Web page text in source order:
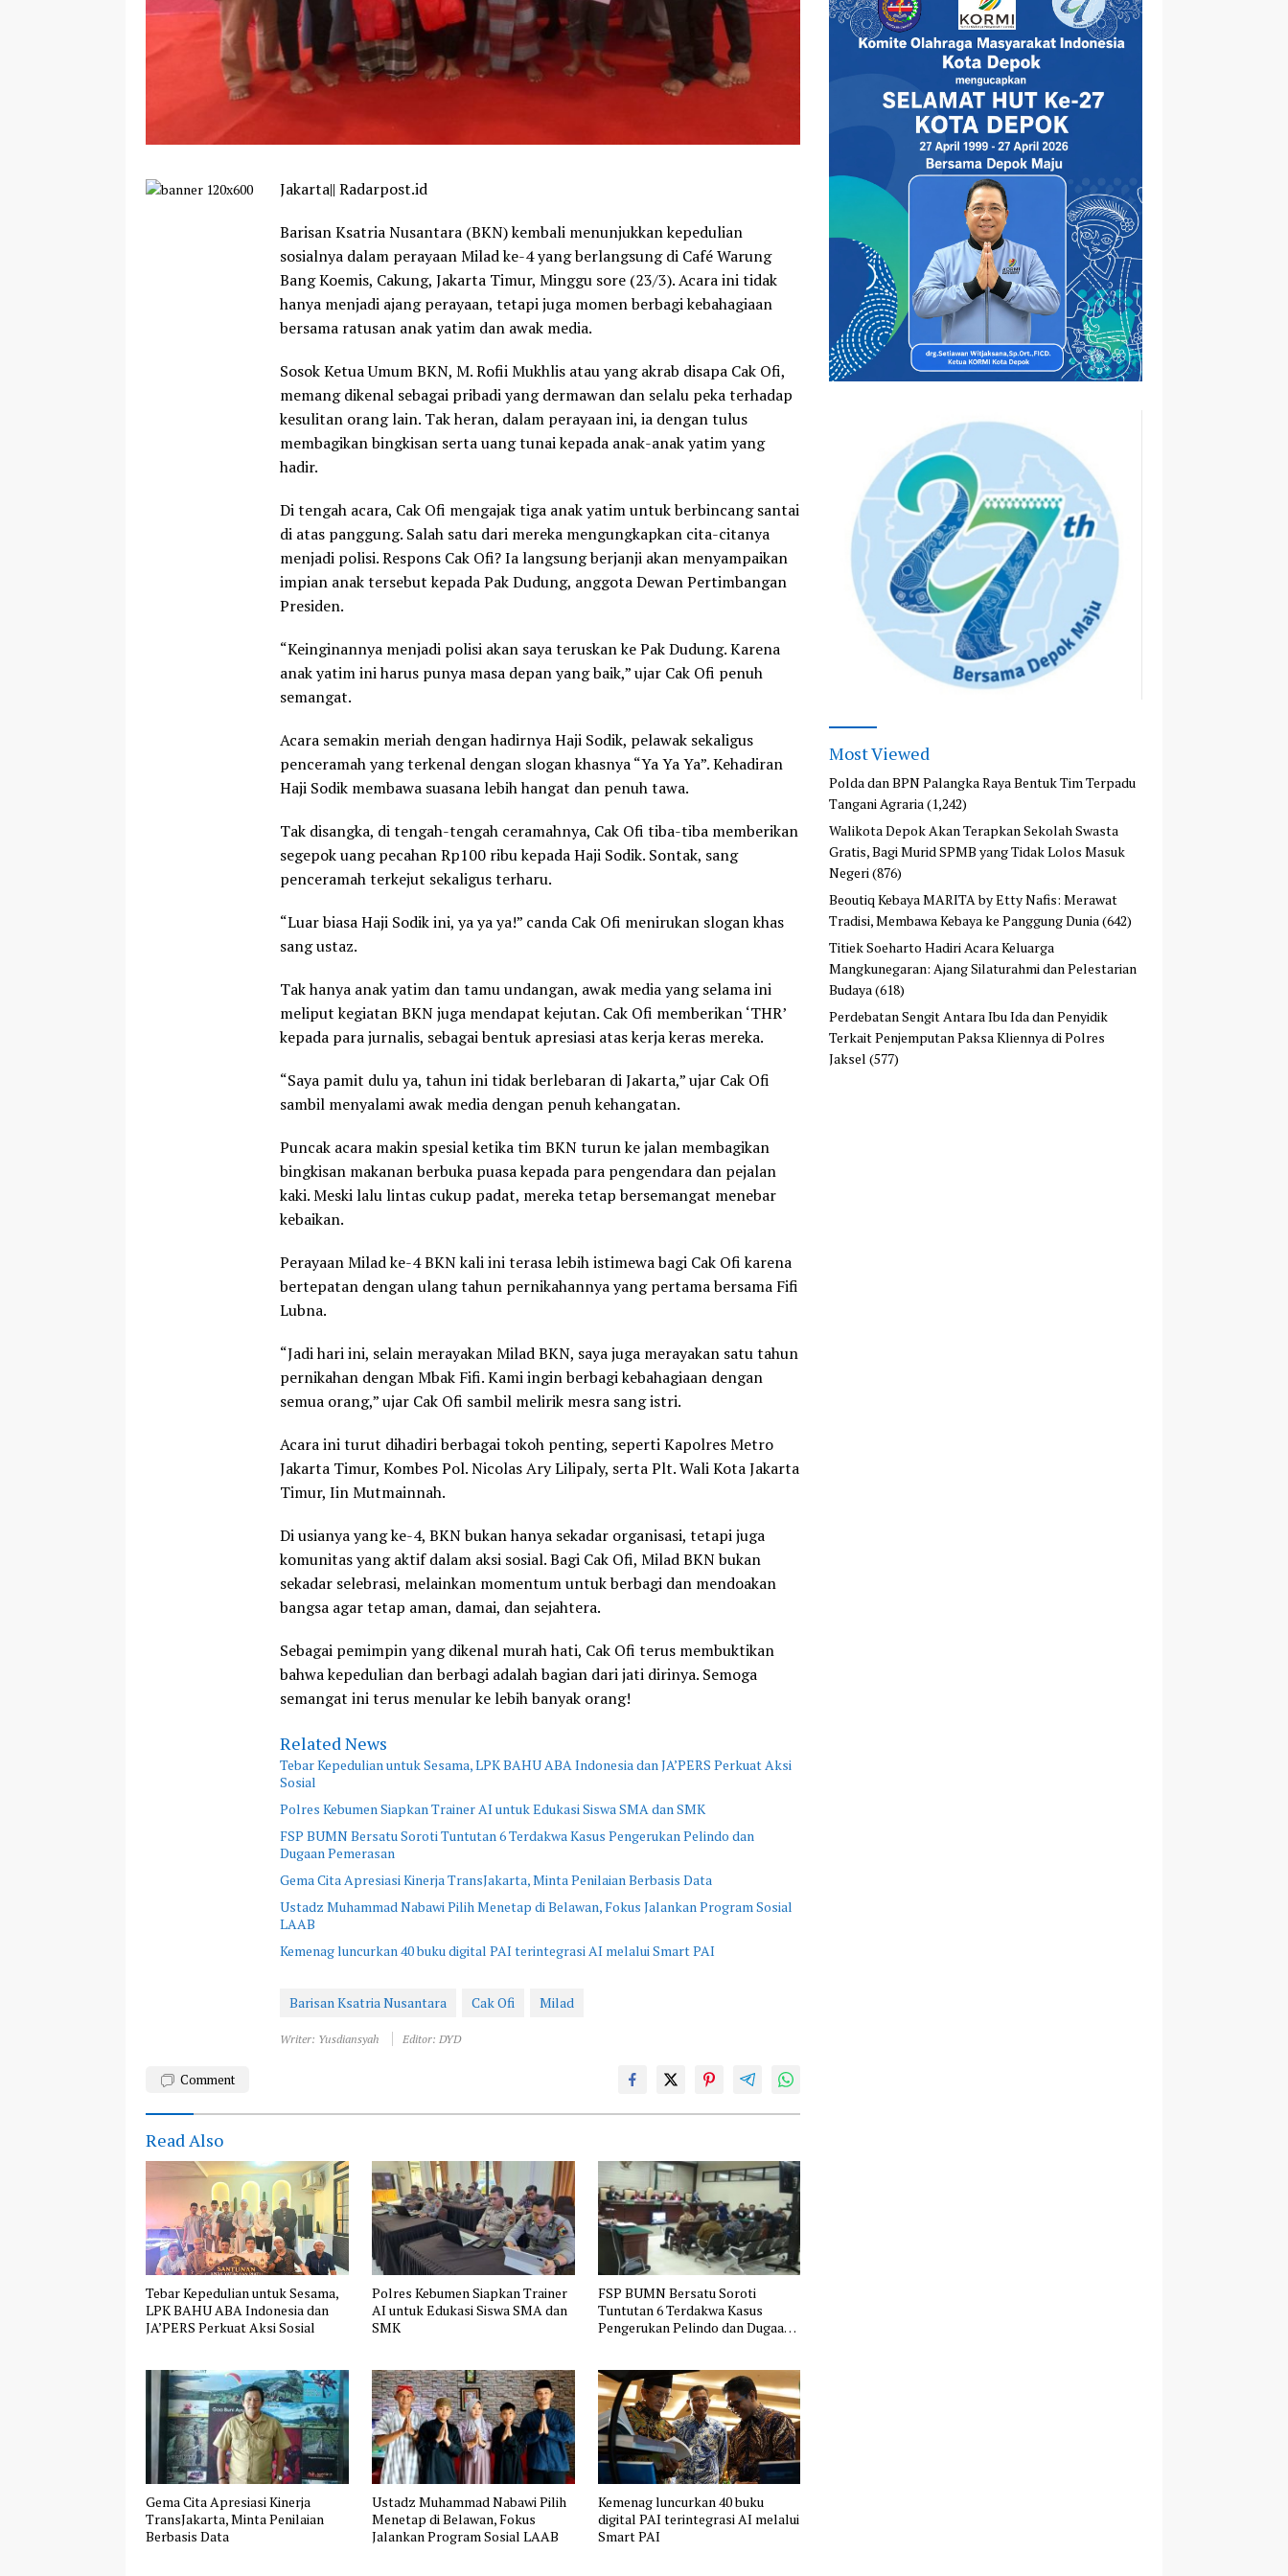
Jakarta|| Radarpost.id
Barisan Ksatria Nusantara (BKN) kembali menunjukkan kepedulian
sosialnya dalam perayaan Milad ke-4 yang berlangsung di Café Warung
Bang Koemis, Cakung, Jakarta Timur, Minggu sore (23/3). Acara ini tidak
hanya menjadi ajang perayaan, tetapi juga momen berbagi kebahagiaan
bersama ratusan anak yatim dan awak media.
Sosok Ketua Umum BKN, M. Rofii Mukhlis atau yang akrab disapa Cak Ofi,
memang dikenal sebagai pribadi yang dermawan dan selalu peka terhadap
kesulitan orang lain. Tak heran, dalam perayaan ini, ia dengan tulus
membagikan bingkisan serta uang tunai kepada anak-anak yatim yang
hadir.
Di tengah acara, Cak Ofi mengajak tiga anak yatim untuk berbincang santai
di atas panggung. Salah satu dari mereka mengungkapkan cita-citanya
menjadi polisi. Respons Cak Ofi? Ia langsung berjanji akan menyampaikan
impian anak tersebut kepada Pak Dudung, anggota Dewan Pertimbangan
Presiden.
“Keinginannya menjadi polisi akan saya teruskan ke Pak Dudung. Karena
anak yatim ini harus punya masa depan yang baik,” ujar Cak Ofi penuh
semangat.
Acara semakin meriah dengan hadirnya Haji Sodik, pelawak sekaligus
penceramah yang terkenal dengan slogan khasnya “Ya Ya Ya”. Kehadiran
Haji Sodik membawa suasana lebih hangat dan penuh tawa.
Tak disangka, di tengah-tengah ceramahnya, Cak Ofi tiba-tiba memberikan
segepok uang pecahan Rp100 ribu kepada Haji Sodik. Sontak, sang
penceramah terkejut sekaligus terharu.
“Luar biasa Haji Sodik ini, ya ya ya!” canda Cak Ofi menirukan slogan khas
sang ustaz.
Tak hanya anak yatim dan tamu undangan, awak media yang selama ini
meliput kegiatan BKN juga mendapat kejutan. Cak Ofi memberikan ‘THR’
kepada para jurnalis, sebagai bentuk apresiasi atas kerja keras mereka.
“Saya pamit dulu ya, tahun ini tidak berlebaran di Jakarta,” ujar Cak Ofi
sambil menyalami awak media dengan penuh kehangatan.
Puncak acara makin spesial ketika tim BKN turun ke jalan membagikan
bingkisan makanan berbuka puasa kepada para pengendara dan pejalan
kaki. Meski lalu lintas cukup padat, mereka tetap bersemangat menebar
kebaikan.
Perayaan Milad ke-4 BKN kali ini terasa lebih istimewa bagi Cak Ofi karena
bertepatan dengan ulang tahun pernikahannya yang pertama bersama Fifi
Lubna.
“Jadi hari ini, selain merayakan Milad BKN, saya juga merayakan satu tahun
pernikahan dengan Mbak Fifi. Kami ingin berbagi kebahagiaan dengan
semua orang,” ujar Cak Ofi sambil melirik mesra sang istri.
Acara ini turut dihadiri berbagai tokoh penting, seperti Kapolres Metro
Jakarta Timur, Kombes Pol. Nicolas Ary Lilipaly, serta Plt. Wali Kota Jakarta
Timur, Iin Mutmainnah.
Di usianya yang ke-4, BKN bukan hanya sekadar organisasi, tetapi juga
komunitas yang aktif dalam aksi sosial. Bagi Cak Ofi, Milad BKN bukan
sekadar selebrasi, melainkan momentum untuk berbagi dan mendoakan
bangsa agar tetap aman, damai, dan sejahtera.
Sebagai pemimpin yang dikenal murah hati, Cak Ofi terus membuktikan
bahwa kepedulian dan berbagi adalah bagian dari jati dirinya. Semoga
semangat ini terus menular ke lebih banyak orang!
Related News
Tebar Kepedulian untuk Sesama, LPK BAHU ABA Indonesia dan JA’PERS Perkuat Aksi
Sosial
Polres Kebumen Siapkan Trainer AI untuk Edukasi Siswa SMA dan SMK
FSP BUMN Bersatu Soroti Tuntutan 6 Terdakwa Kasus Pengerukan Pelindo dan
Dugaan Pemerasan
Gema Cita Apresiasi Kinerja TransJakarta, Minta Penilaian Berbasis Data
Ustadz Muhammad Nabawi Pilih Menetap di Belawan, Fokus Jalankan Program Sosial
LAAB
Kemenag luncurkan 40 buku digital PAI terintegrasi AI melalui Smart PAI
Barisan Ksatria Nusantara Cak Ofi Milad
Writer: Yusdiansyah Editor: DYD
Comment
Read Also
Tebar Kepedulian untuk Sesama,
LPK BAHU ABA Indonesia dan
JA’PERS Perkuat Aksi Sosial
Polres Kebumen Siapkan Trainer
AI untuk Edukasi Siswa SMA dan
SMK
FSP BUMN Bersatu Soroti
Tuntutan 6 Terdakwa Kasus
Pengerukan Pelindo dan Dugaan
Gema Cita Apresiasi Kinerja
TransJakarta, Minta Penilaian
Berbasis Data
Ustadz Muhammad Nabawi Pilih
Menetap di Belawan, Fokus
Jalankan Program Sosial LAAB
Kemenag luncurkan 40 buku
digital PAI terintegrasi AI melalui
Smart PAI
Most Viewed
Polda dan BPN Palangka Raya Bentuk Tim Terpadu
Tangani Agraria(1,242)
Walikota Depok Akan Terapkan Sekolah Swasta
Gratis, Bagi Murid SPMB yang Tidak Lolos Masuk
Negeri(876)
Beoutiq Kebaya MARITA by Etty Nafis: Merawat
Tradisi, Membawa Kebaya ke Panggung Dunia(642)
Titiek Soeharto Hadiri Acara Keluarga
Mangkunegaran: Ajang Silaturahmi dan Pelestarian
Budaya(618)
Perdebatan Sengit Antara Ibu Ida dan Penyidik
Terkait Penjemputan Paksa Kliennya di Polres
Jaksel (577)